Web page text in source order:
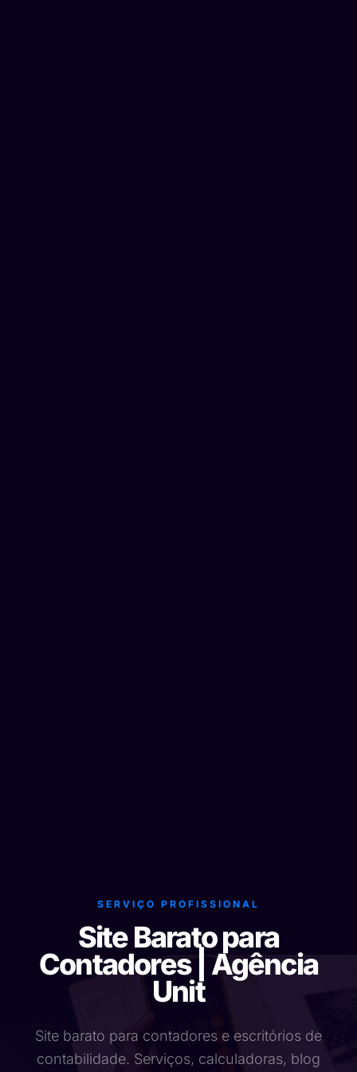
SERVIÇO PROFISSIONAL
Site Barato para
Contadores | Agência
Unit
Site barato para contadores e escritórios de
contabilidade. Serviços, calculadoras, blog